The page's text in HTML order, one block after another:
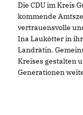
Die CDU im Kreis
kommende
vertrauensvolle
Ina Laukötter in
Landrätin.
Kreises gestalten
Generationen